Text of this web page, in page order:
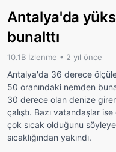
Antalya'da
bunalttı
10.1B İzlenme • 2 yıl önce
Antalya'da 36 derece
50 oranındaki nemden
30 derece olan denize
çalıştı. Bazı vatandaşlar
çok sıcak olduğunu
sıcaklığından yakındı.